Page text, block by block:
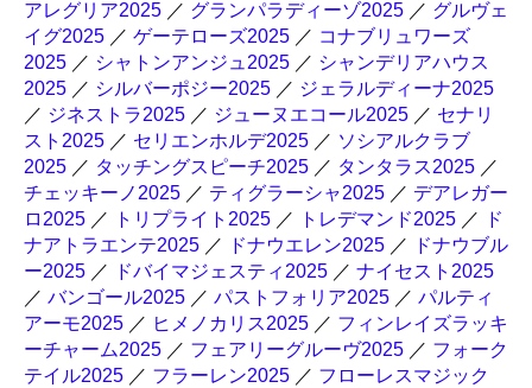
アレグリア2025 ／ グランパラディーゾ2025 ／ グルヴェ
イグ2025 ／ ゲーテローズ2025 ／ コナブリュワーズ
2025 ／ シャトンアンジュ2025 ／ シャンデリアハウス
2025 ／ シルバーポジー2025 ／ ジェラルディーナ2025
／ ジネストラ2025 ／ ジューヌエコール2025 ／ セナリ
スト2025 ／ セリエンホルデ2025 ／ ソシアルクラブ
2025 ／ タッチングスピーチ2025 ／ タンタラス2025 ／
チェッキーノ2025 ／ ティグラーシャ2025 ／ デアレガー
ロ2025 ／ トリプライト2025 ／ トレデマンド2025 ／
ド
ナアトラエンテ2025 ／ ドナウエレン2025 ／
ドナウブル
ー2025 ／ ドバイマジェスティ2025 ／ ナイセスト2025
／ バンゴール2025 ／ パストフォリア2025 ／ パルティ
アーモ2025 ／ ヒメノカリス2025 ／ フィンレイズラッキ
ーチャーム2025 ／ フェアリーグルーヴ2025 ／ フォーク
テイル2025 ／ フラーレン2025 ／ フローレスマジック